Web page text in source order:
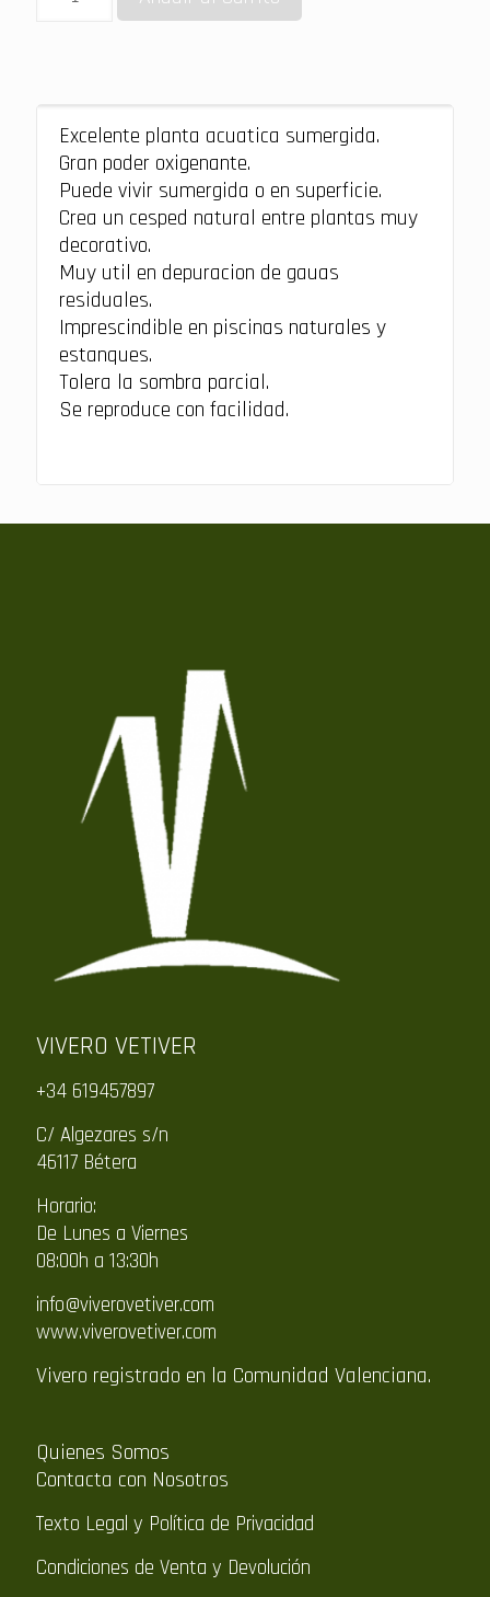
Excelente planta acuatica sumergida.
Gran poder oxigenante.
Puede vivir sumergida o en superficie.
Crea un cesped natural entre plantas muy
decorativo.
Muy util en depuracion de gauas
residuales.
Imprescindible en piscinas naturales y
estanques.
Tolera la sombra parcial.
Se reproduce con facilidad.
VIVERO VETIVER
+34 619457897
C/ Algezares s/n
46117 Bétera
Horario:
De Lunes a Viernes
08:00h a 13:30h
info@viverovetiver.com
www.viverovetiver.com
Vivero registrado en la Comunidad Valenciana.
Quienes Somos
Contacta con Nosotros
Texto Legal y Política de Privacidad
Condiciones de Venta y Devolución